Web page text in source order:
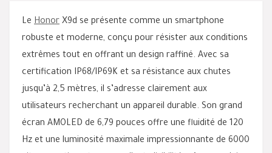
Le Honor X9d se présente comme un smartphone
robuste et moderne, conçu pour résister aux conditions
extrêmes tout en offrant un design raffiné. Avec sa
certification IP68/IP69K et sa résistance aux chutes
jusqu’à 2,5 mètres, il s’adresse clairement aux
utilisateurs recherchant un appareil durable. Son grand
écran AMOLED de 6,79 pouces offre une fluidité de 120
Hz et une luminosité maximale impressionnante de 6000